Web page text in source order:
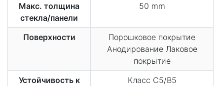
Макс. толщина
стекла/панели
50 mm
Поверхности
Порошковое покрытие
Анодирование Лаковое
покрытие
Устойчивость к
Класс C5/B5